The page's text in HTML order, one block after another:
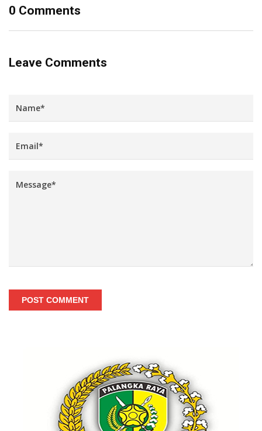
0 Comments
Leave Comments
POST COMMENT